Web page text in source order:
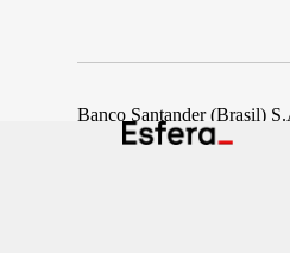
Banco Santander (Brasil)